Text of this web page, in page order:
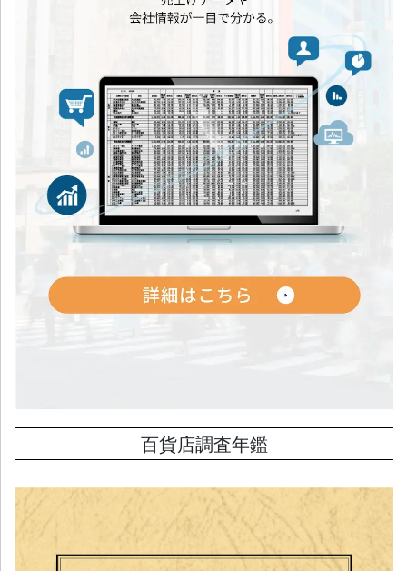
百貨店調査年鑑